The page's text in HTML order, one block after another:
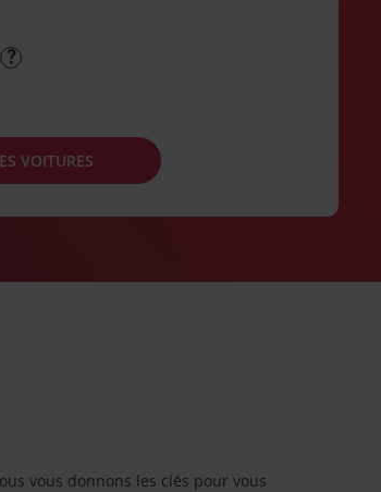
VOITURES
vous donnons les clés pour vous